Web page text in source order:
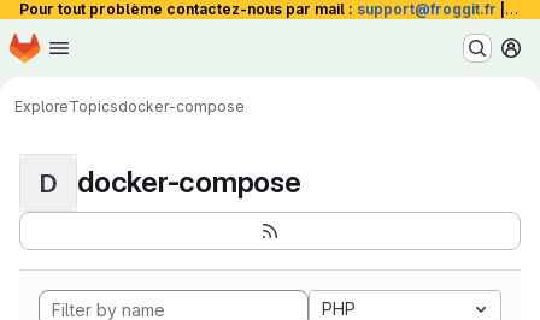
Pour tout problème contactez-nous par mail : support@froggit.fr La
Skip to main content
Homepage
ExploreTopicsdocker-compose
D docker-compose
PHP